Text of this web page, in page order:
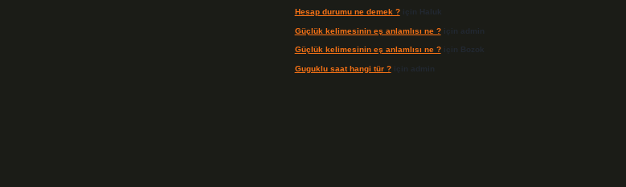
Hesap durumu ne demek ?için Haluk
Güçlük kelimesinin eş anlamlısı ne ?için admin
Güçlük kelimesinin eş anlamlısı ne ?için Bozok
Guguklu saat hangi tür ?için admin